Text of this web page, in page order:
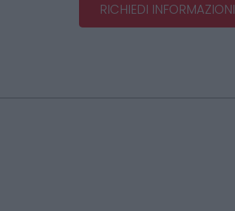
RICHIEDI INFORMAZIONI